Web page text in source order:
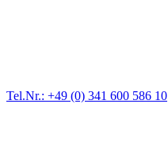
Tel.Nr.: +49 (0) 341 600 586 10